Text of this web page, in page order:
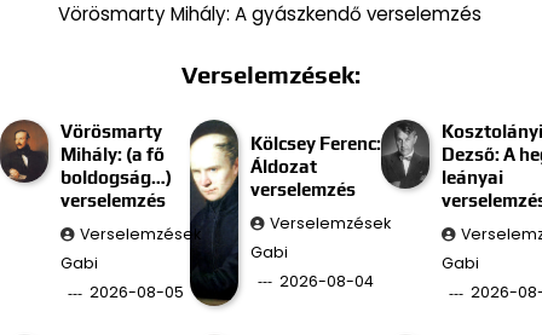
Vörösmarty Mihály: A gyászkendő verselemzés
Verselemzések:
Vörösmarty
Mihály: (a fő
boldogság…)
verselemzés
Verselemzések
Gabi
2026-08-05
Kölcsey Ferenc:
Áldozat
verselemzés
Verselemzések
Gabi
2026-08-04
Kosztolányi
Dezső: A
leányai
Gabi
2026-